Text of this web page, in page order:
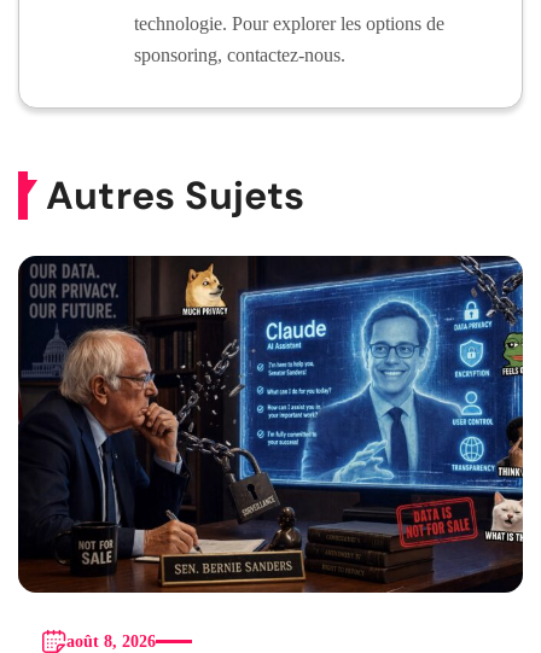
technologie. Pour explorer les options de
sponsoring, contactez-nous.
Autres Sujets
août 8, 2026